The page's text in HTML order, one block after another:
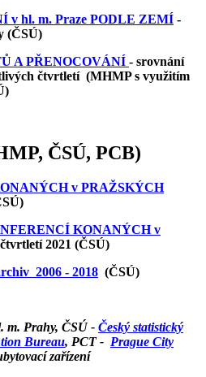
v hl. m. Praze PODLE ZEMÍ -
(ČSÚ)
A PŘENOCOVÁNÍ - srovnání
čtvrtletí (MHMP s využitím
ČSÚ, PCB)
v PRAŽSKÝCH
KONANÝCH v
2021 (ČSÚ)
2006 - 2018 (ČSÚ)
m. Prahy, ČSÚ - Český statistický
Bureau, PCT - Prague City
zařízení